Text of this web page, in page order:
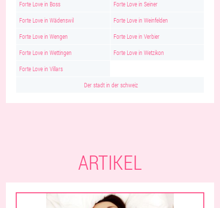
Forte Love in Boss Forte Love in Seiner
Forte Love in Wädenswil Forte Love in Weinfelden
Forte Love in Wengen Forte Love in Verbier
Forte Love in Wettingen Forte Love in Wetzikon
Forte Love in Villars
Der stadt in der schweiz
ARTIKEL